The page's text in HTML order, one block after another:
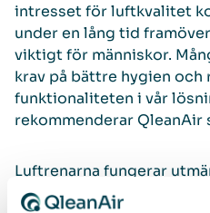
intresset för luftkvalitet
under en lång tid
viktigt för människor.
krav på bättre hygien
funktionaliteten i vår
rekommenderar
Luftrenarna fungerar
utan att vi märker av